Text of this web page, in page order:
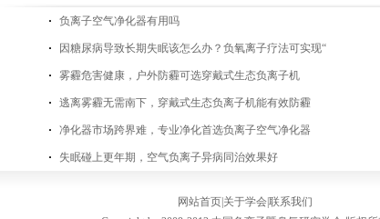
负离子空气净化器有用吗
因糖尿病导致长期失眠该怎么办？负氧离子疗法可实现“
雾霾危害健康，户外防霾可选穿戴式生态负离子机
逃离雾霾无需南下，穿戴式生态负离子机能有效防霾
净化器市场跨界难，专业净化首选负离子空气净化器
失眠碰上更年期，空气负离子异病同治效果好
网站首页 关于学会联系我们